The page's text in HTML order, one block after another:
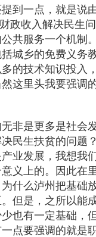
到一点，就是说
政收入解决民生
共服务一个机制
城乡的免费义务
的技术知识投入
这里头我要强调
非是更多是社会
民生扶贫的问题
业发展，我想我
义上的。因此在
什么泸州把基础
但是，之所以能
也有一定基础，
点要强调的就是